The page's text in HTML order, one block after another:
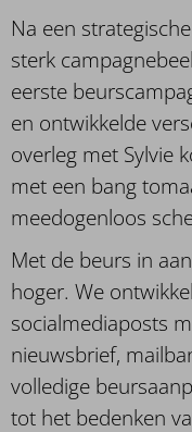
Na een
sterk
eerste
en ontwikkelde
overleg met Sylvie
met een bang
meedogenloos
Met de beurs in
hoger. We
socialmediaposts
nieuwsbrief,
volledige
tot het bedenken